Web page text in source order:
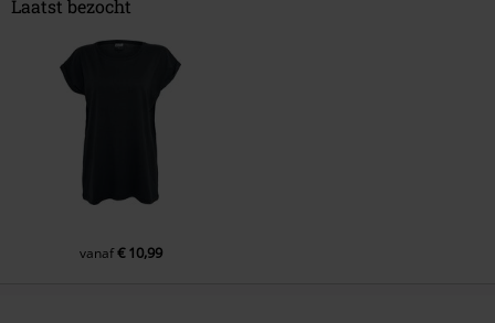
Commentaar versturen
Laatst bezocht
vanaf€ 10,99